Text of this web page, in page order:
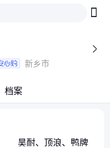

新乡市
档案
昊耐、顶浪、鸭牌